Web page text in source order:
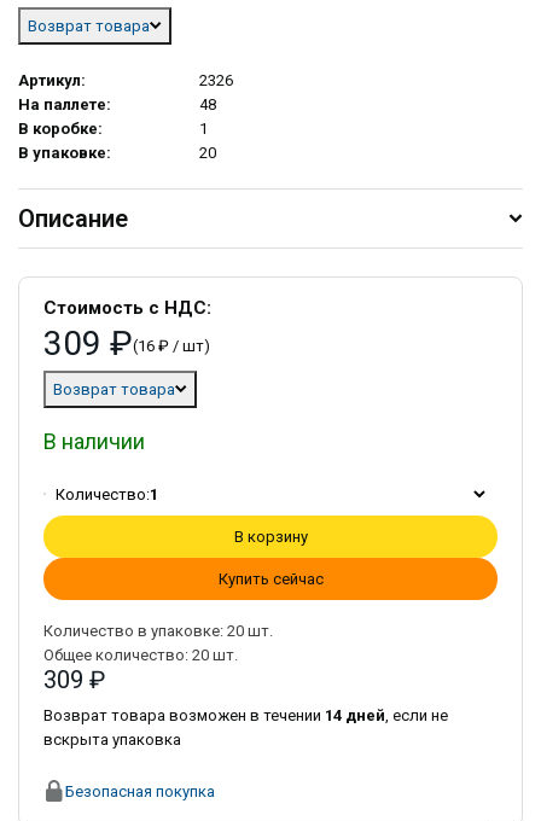
Возврат товара
Артикул:
2326
На паллете:
48
В коробке:
1
В упаковке:
20
Описание
Стоимость с НДС:
309 ₽(16 ₽ / шт)
Возврат товара
В наличии
Количество:1
В корзину
Купить сейчас
Количество в упаковке: 20 шт.
Общее количество: 20 шт.
309 ₽
Возврат товара возможен в течении 14 дней , если не
вскрыта упаковка
Безопасная покупка